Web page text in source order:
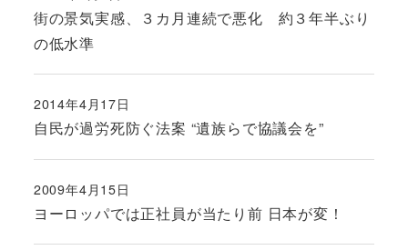
街の景気実感、３カ月連続で悪化 約３年半ぶり
の低水準
投稿日
自民が過労死防ぐ法案 “遺族らで協議会を”
投稿日
2014年4月17日
ヨーロッパでは正社員が当たり前 日本が変！
投稿日
2009年4月15日